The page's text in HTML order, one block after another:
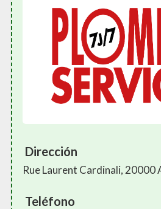
Dirección
Rue Laurent Cardinali, 20000
Teléfono